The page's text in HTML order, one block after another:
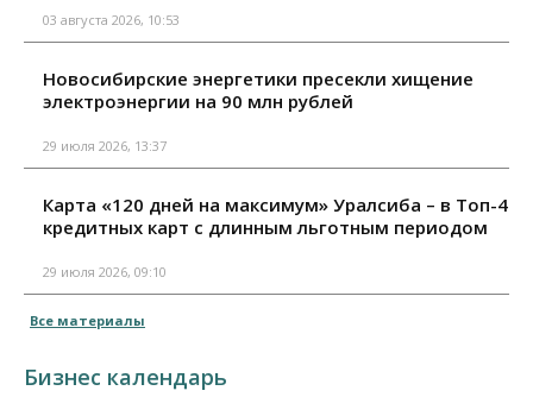
03 августа 2026, 10:53
Новосибирские энергетики пресекли хищение
электроэнергии на 90 млн рублей
29 июля 2026, 13:37
Карта «120 дней на максимум» Уралсиба – в Топ-4
кредитных карт с длинным льготным периодом
29 июля 2026, 09:10
Все материалы
Бизнес календарь